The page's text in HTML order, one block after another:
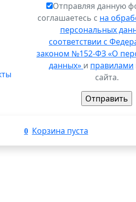
Отправляя данную
соглашаетесь с на
персональных
соответствии с
законом №152-ФЗ «О
данных» и правилами
сайта.
0 Корзина пуста